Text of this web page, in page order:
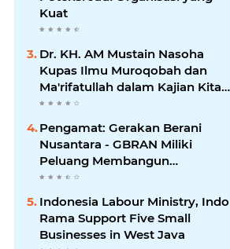
Kuat
Dr. KH. AM Mustain Nasoha
Kupas Ilmu Muroqobah dan
Ma'rifatullah dalam Kajian Kitab
Ihya' Ulumuddin
Pengamat: Gerakan Berani
Nusantara - GBRAN Miliki
Peluang Membangun
Identitasnya Sendiri
Indonesia Labour Ministry, Indo
Rama Support Five Small
Businesses in West Java